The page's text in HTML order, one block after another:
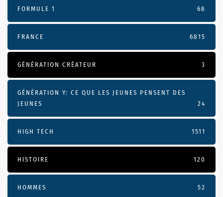
FORMULE 1 68
FRANCE 6815
GÉNÉRATION CRÉATEUR 3
GÉNÉRATION Y: CE QUE LES JEUNES PENSENT DES
JEUNES
24
HIGH TECH 1511
HISTOIRE 120
HOMMES 52